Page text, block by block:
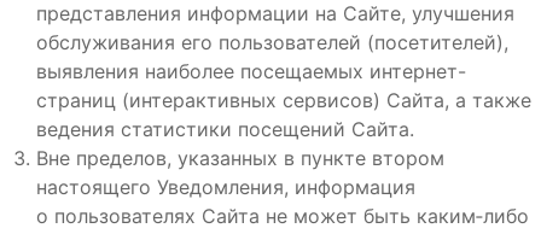
представления информации на Сайте, улучшения
обслуживания его пользователей (посетителей),
выявления наиболее посещаемых интернет-
страниц (интерактивных сервисов) Сайта, а также
ведения статистики посещений Сайта.
Вне пределов, указанных в пункте втором
настоящего Уведомления, информация
о пользователях Сайта не может быть каким‑либо